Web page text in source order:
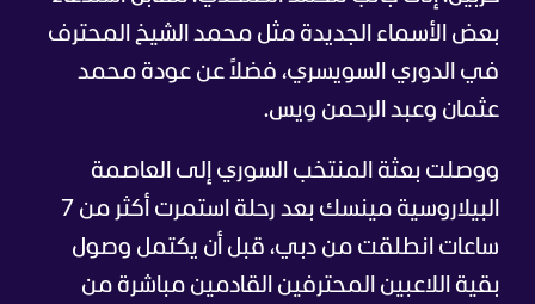
بعض الأسماء الجديدة مثل محمد الشيخ المحترف
في الدوري السويسري، فضلاً عن عودة محمد
عثمان وعبد الرحمن ويس.
ووصلت بعثة المنتخب السوري إلى العاصمة
البيلاروسية مينسك بعد رحلة استمرت أكثر من 7
ساعات انطلقت من دبي، قبل أن يكتمل وصول
بقية اللاعبين المحترفين القادمين مباشرة من